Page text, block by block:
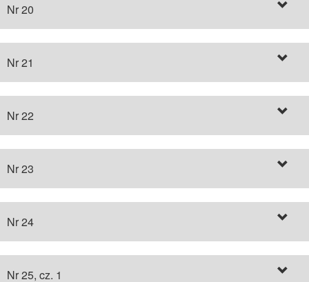
Nr 20
Nr 21
Nr 22
Nr 23
Nr 24
Nr 25, cz. 1